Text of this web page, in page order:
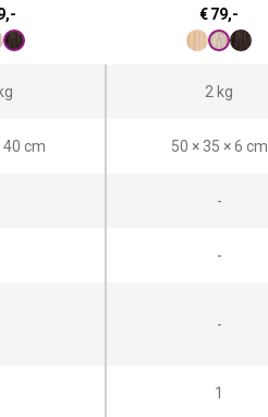
€79,-
2 kg
40 cm 50 × 35 × 6 cm
-
-
-
1